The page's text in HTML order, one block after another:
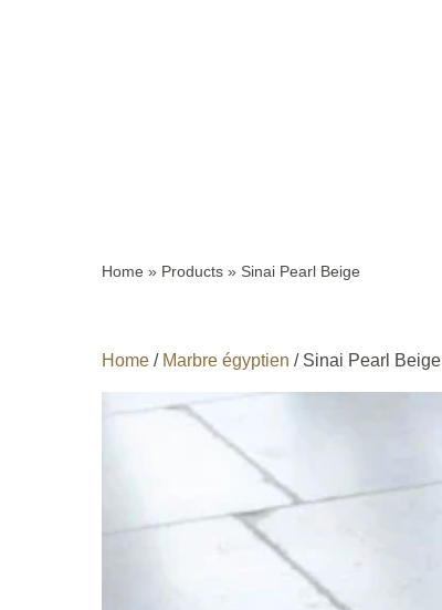
Home » Products » Sinai Pearl Beige
Home / Marbre égyptien / Sinai Pearl Beige